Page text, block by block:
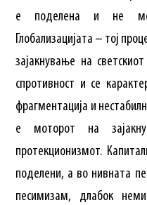
е поделена и не
Глобализацијата – тој
зајакнување на
спротивност и се
фрагментација и
е моторот на
протекционизмот.
поделени, а во нивната
песимизам, длабок